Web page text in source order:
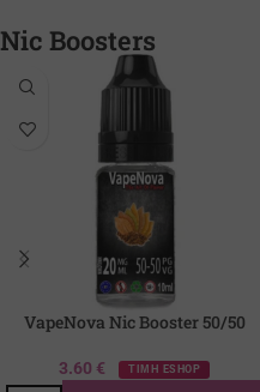
Nic Boosters
VapeNova Nic Booster 50/50
3.60 € ΤΙΜΗ ESHOP